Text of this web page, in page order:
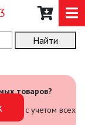
И
Найти
товаров?
с учетом всех